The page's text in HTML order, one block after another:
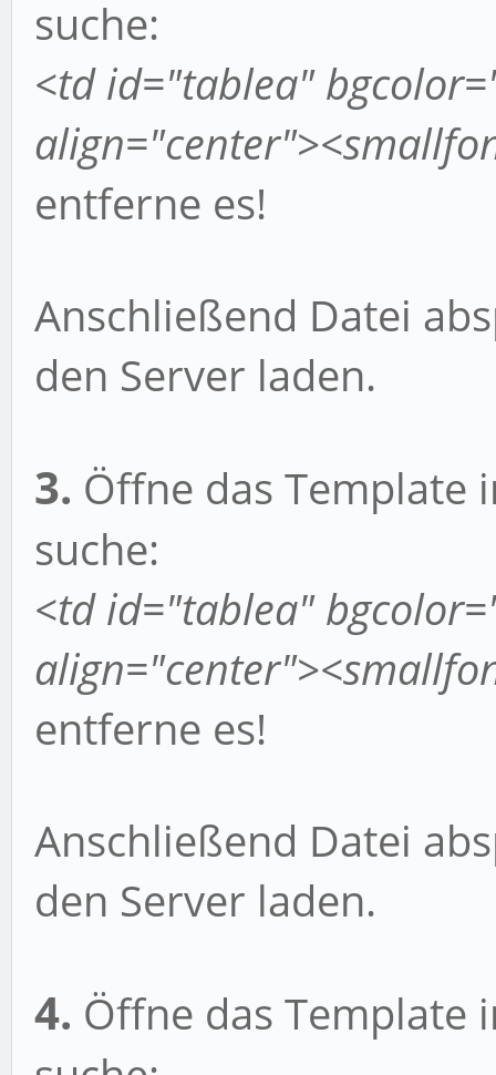
suche:
<td id="tablea"
entferne es!
Anschließend Datei
den Server laden.
3. Öffne das Template
suche:
<td id="tablea"
entferne es!
Anschließend Datei
den Server laden.
4. Öffne das Template